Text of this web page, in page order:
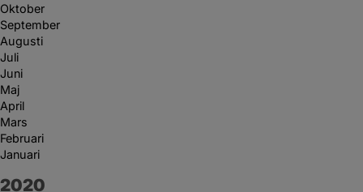
Oktober
September
Augusti
Juli
Juni
Maj
April
Mars
Februari
Januari
År:
2020